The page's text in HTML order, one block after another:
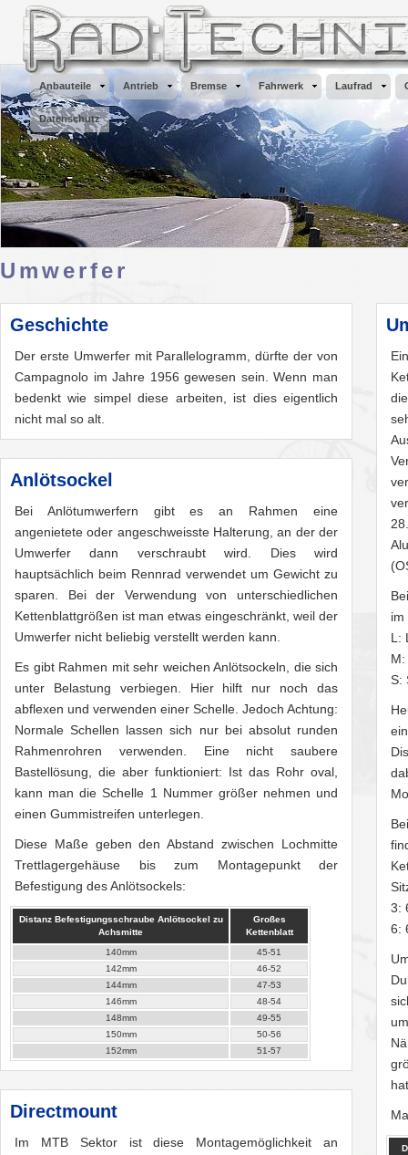
Anbauteile Antrieb Bremse Fahrwerk Laufrad
Datenschutz
Umwerfer
Geschichte
Der erste Umwerfer mit Parallelogramm, dürfte der von
Campagnolo im Jahre 1956 gewesen sein. Wenn man
bedenkt wie simpel diese arbeiten, ist dies eigentlich
nicht mal so alt.
im
L:
S:
3:
6:
Anlötsockel
Bei Anlötumwerfern gibt es an Rahmen eine
angenietete oder angeschweisste Halterung, an der der
Umwerfer dann verschraubt wird. Dies wird
hauptsächlich beim Rennrad verwendet um Gewicht zu
sparen. Bei der Verwendung von unterschiedlichen
Kettenblattgrößen ist man etwas eingeschränkt, weil der
Umwerfer nicht beliebig verstellt werden kann.
Es gibt Rahmen mit sehr weichen Anlötsockeln, die sich
unter Belastung verbiegen. Hier hilft nur noch das
abflexen und verwenden einer Schelle. Jedoch Achtung:
Normale Schellen lassen sich nur bei absolut runden
Rahmenrohren verwenden. Eine nicht saubere
Bastellösung, die aber funktioniert: Ist das Rohr oval,
kann man die Schelle 1 Nummer größer nehmen und
einen Gummistreifen unterlegen.
Diese Maße geben den Abstand zwischen Lochmitte
Trettlagergehäuse bis zum Montagepunkt der
Befestigung des Anlötsockels:
Distanz Befestigungsschraube Anlötsockel zu
Achsmitte
Großes
Kettenblatt
140mm
45-51
142mm
46-52
144mm
47-53
146mm
48-54
148mm
49-55
150mm
50-56
152mm
51-57
Directmount
Im MTB Sektor ist diese Montagemöglichkeit an